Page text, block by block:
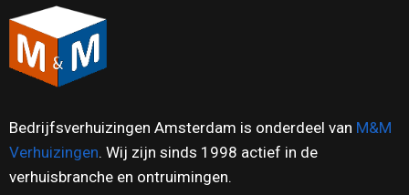
Bedrijfsverhuizingen Amsterdam is onderdeel van M&M
Verhuizingen. Wij zijn sinds 1998 actief in de
verhuisbranche en ontruimingen.